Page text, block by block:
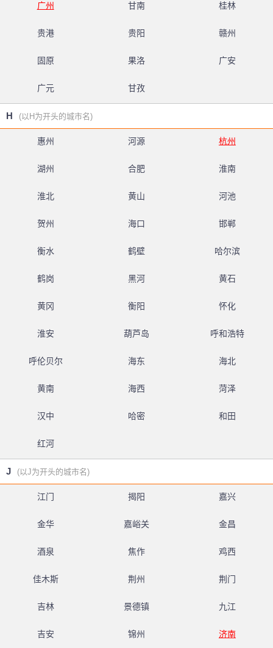
广州 甘南 桂林
贵港 贵阳 赣州
固原 果洛 广安
广元 甘孜
H (以H为开头的城市名)
惠州 河源 杭州
湖州 合肥 淮南
淮北 黄山 河池
贺州 海口 邯郸
衡水 鹤壁 哈尔滨
鹤岗 黑河 黄石
黄冈 衡阳 怀化
淮安 葫芦岛 呼和浩特
呼伦贝尔 海东 海北
黄南 海西 菏泽
汉中 哈密 和田
红河
J (以J为开头的城市名)
江门 揭阳 嘉兴
金华 嘉峪关 金昌
酒泉 焦作 鸡西
佳木斯 荆州 荆门
吉林 景德镇 九江
吉安 锦州 济南